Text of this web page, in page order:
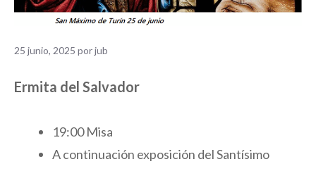
25 junio, 2025 porjub
Ermita del Salvador
19:00 Misa
A continuación exposición del Santísimo